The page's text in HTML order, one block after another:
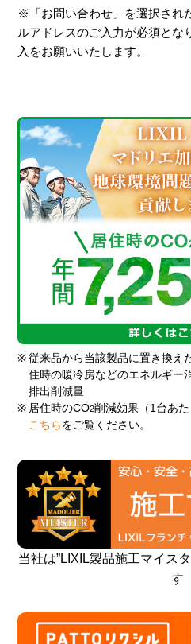
※「お問い合わせ」を選択され
ルアドレスのご入力が必須とな
入をお願いいたします。
※ 従来品から当該製品に置き換え
住時の暖冷房などのエネルギー
排出削減量
※ 居住時のCO2削減効果（1台あた
こちら をご覧ください。
当社は”LIXIL製品施工マイス
す